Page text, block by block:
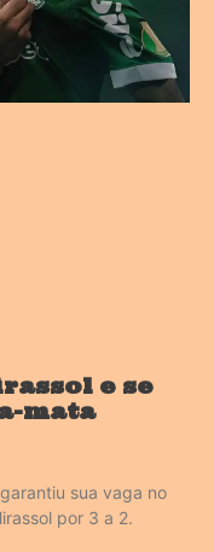
e se
mata
sua vaga no
por 3 a 2.